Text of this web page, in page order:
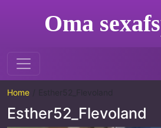
Oma
Home
Esther52_Flevoland